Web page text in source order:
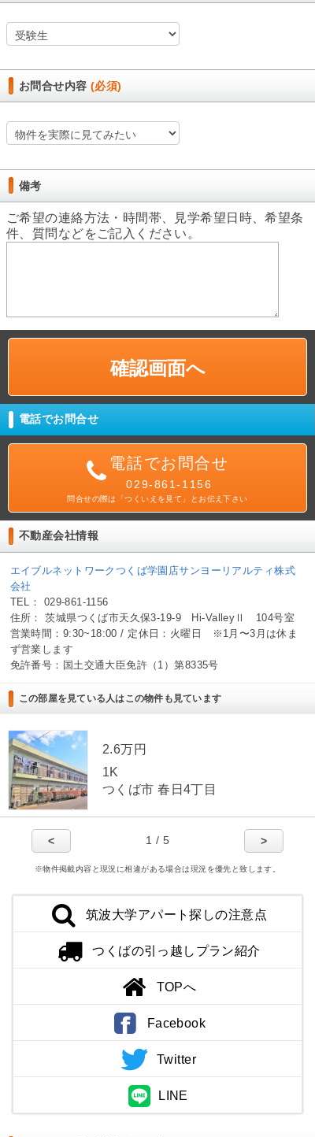
お問合せ内容 (必須)
備考
ご希望の連絡方法・時間帯、見学希望日時、希望条
件、質問などをご記入ください。
電話でお問合せ
電話でお問合せ
029-861-1156
問合せの際は「つくいえを見て」とお伝え下さい
不動産会社情報
エイブルネットワークつくば学園店サンヨーリアルティ株式
会社
TEL： 029-861-1156
住所： 茨城県つくば市天久保3-19-9 Hi-ValleyⅡ 104号室
営業時間：9:30~18:00 / 定休日：火曜日 ※1月〜3月は休ま
ず営業します
免許番号：国土交通大臣免許（1）第8335号
この部屋を見ている人はこの物件も見ています
2.6万円
1K
つくば市 春日4丁目
1 / 5
< >
※物件掲載内容と現況に相違がある場合は現況を優先と致します。
筑波大学アパート探しの注意点
つくばの引っ越しプラン紹介
TOPへ
Facebook
Twitter
LINE